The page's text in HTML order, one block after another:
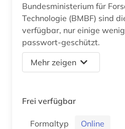
Bundesministerium für
Technologie (BMBF) sind
verfügbar, nur einige
passwort-geschützt.
Mehr zeigen
Frei verfügbar
Formaltyp
Online